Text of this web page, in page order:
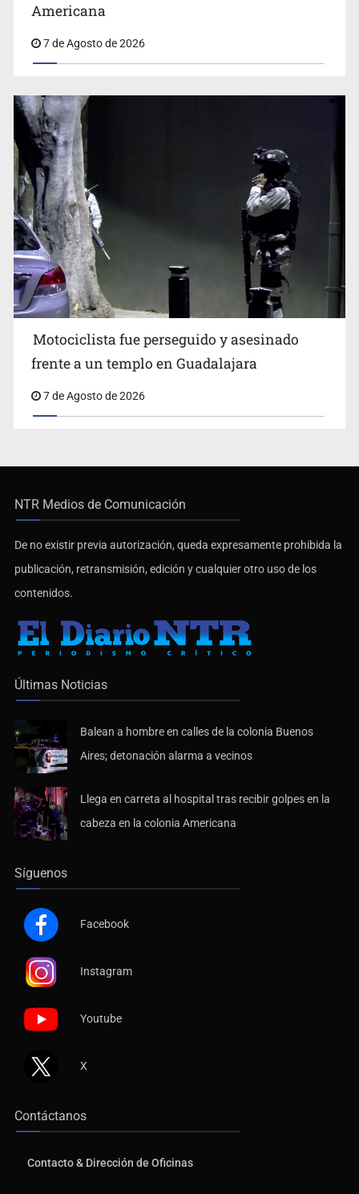
Americana
7 de Agosto de 2026
Motociclista fue perseguido y asesinado
frente a un templo en Guadalajara
7 de Agosto de 2026
NTR Medios de Comunicación
De no existir previa autorización, queda expresamente prohibida la
publicación, retransmisión, edición y cualquier otro uso de los
contenidos.
Últimas Noticias
Balean a hombre en calles de la colonia Buenos
Aires; detonación alarma a vecinos
Llega en carreta al hospital tras recibir golpes en la
cabeza en la colonia Americana
Síguenos
Facebook
Instagram
Youtube
X
Contáctanos
Contacto & Dirección de Oficinas